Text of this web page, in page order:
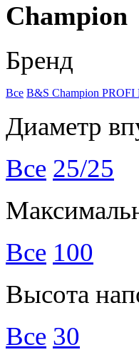
Champion
Бренд
Все B&S Champion PROFI
Диаметр
Все 25/25
Все 100
Высота
Все 30